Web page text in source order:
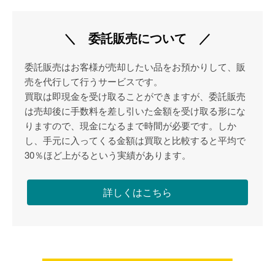
＼ 委託販売について ／
委託販売はお客様が売却したい品をお預かりして、販
売を代行して行うサービスです。
買取は即現金を受け取ることができますが、委託販売
は売却後に手数料を差し引いた金額を受け取る形にな
りますので、現金になるまで時間が必要です。しか
し、手元に入ってくる金額は買取と比較すると平均で
30％ほど上がるという実績があります。
詳しくはこちら